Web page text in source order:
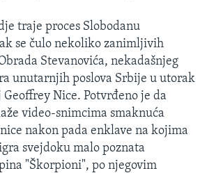
traje proces Slobodanu
se čulo nekoliko zanimljivih
Stevanovića, nekadašnjeg
unutarnjih poslova Srbije u utorak
Nice. Potvrđeno je da
video-snimcima smaknuća
nakon pada enklave na kojima
svejdoku malo poznata
"Škorpioni", po njegovim